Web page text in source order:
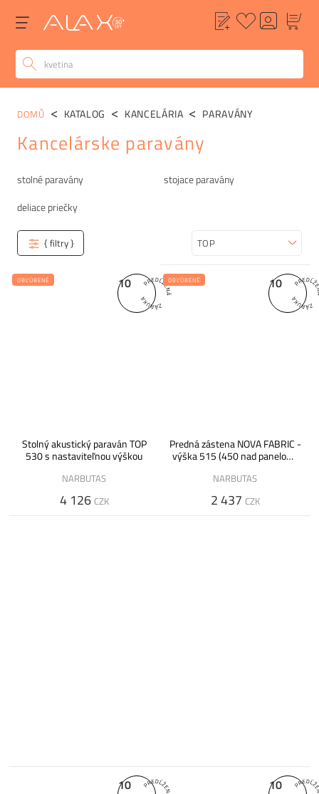
Kategórie
stolné paravány
stojace paravány
deliace priečky
DOMŮ KATALOG KANCELÁRIA PARAVÁNY
Kancelárske paravány
{ filtry } Zoradiť
10
OBĽÚBENÉ
Stolný akustický paraván TOP
530 s nastaviteľnou výškou
NARBUTAS
4 126 CZK
10
OBĽÚBENÉ
Predná zástena NOVA FABRIC -
výška 515 (450 nad panelom)
NARBUTAS
2 437 CZK
10 10